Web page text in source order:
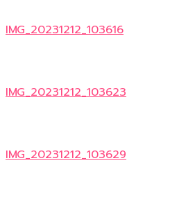
IMG_20231212_103616
IMG_20231212_103623
IMG_20231212_103629